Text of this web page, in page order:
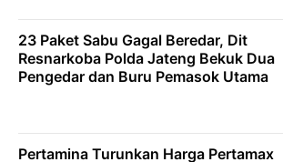
23 Paket Sabu Gagal Beredar, Dit
Resnarkoba Polda Jateng Bekuk Dua
Pengedar dan Buru Pemasok Utama
Pertamina Turunkan Harga Pertamax